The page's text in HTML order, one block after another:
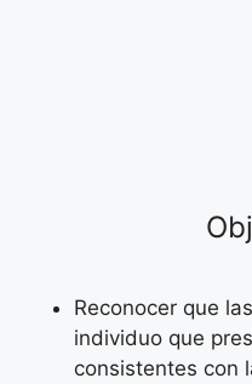
Reconocer que
individuo que
consistentes con